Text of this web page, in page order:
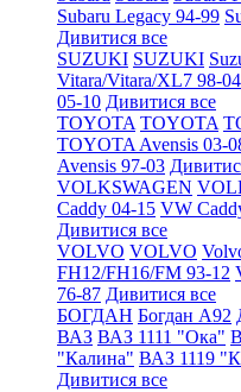
Subaru Legacy 94-99
Дивитися все
SUZUKI SUZUKI
Vitara/Vitara/XL7 98-04
05-10 Дивитися все
TOYOTA TOYOTA
TOYOTA Avensis 03-
Avensis 97-03
VOLKSWAGEN
Caddy 04-15 VW
Дивитися все
VOLVO VOLVO
FH12/FH16/FM 93-12
76-87 Дивитися все
БОГДАН Богдан А92
ВАЗ ВАЗ 1111 "Ока"
"Калина" ВАЗ 1119
Дивитися все